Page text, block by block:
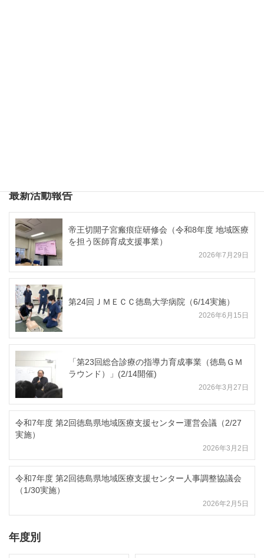
最新活動報告
帝王切開子宮瘢痕症研修会（令和8年度 地域医療
を担う医師育成支援事業）
2026年7月29日
第24回ＪＭＥＣＣ徳島大学病院（6/14実施）
2026年6月15日
「第23回総合診療の指導力育成事業（徳島ＧＭ
ラウンド）」(2/14開催)
2026年3月27日
令和7年度 第2回徳島県地域医療支援センター運営会議（2/27
実施）
2026年3月2日
令和7年度 第2回徳島県地域医療支援センター人事調整協議会
（1/30実施）
2026年2月5日
年度別